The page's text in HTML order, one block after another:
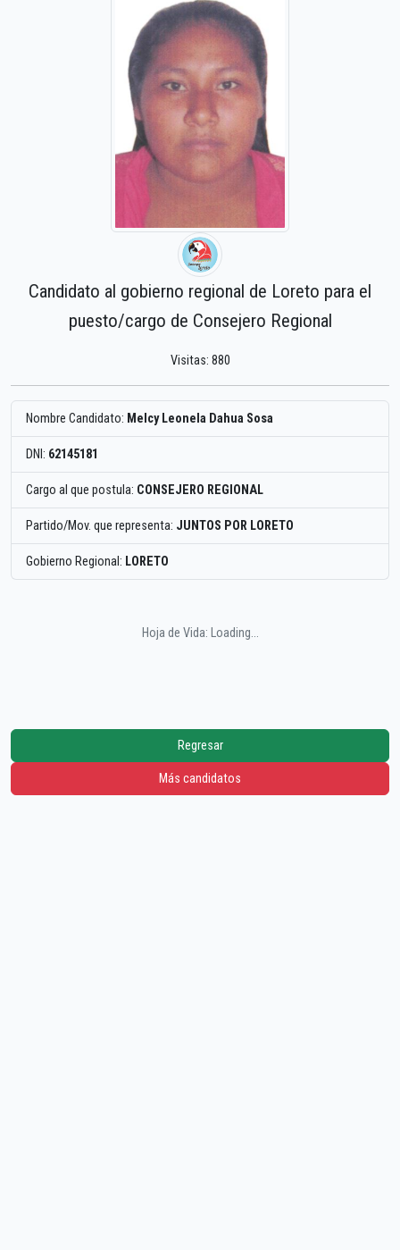
Candidato al gobierno regional de Loreto para el
puesto/cargo de Consejero Regional
Visitas: 880
Nombre Candidato: Melcy Leonela Dahua Sosa
DNI: 62145181
Cargo al que postula: CONSEJERO REGIONAL
Partido/Mov. que representa: JUNTOS POR LORETO
Gobierno Regional: LORETO
Hoja de Vida: Loading...
Regresar
Más candidatos